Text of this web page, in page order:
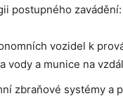
postupného zavádění:
vozidel k
vody a munice na
zbraňové systémy a